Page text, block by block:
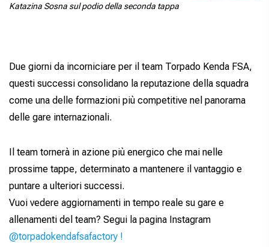
Katazina Sosna sul podio della seconda tappa
Due giorni da incorniciare per il team Torpado Kenda FSA,
questi successi consolidano la reputazione della squadra
come una delle formazioni più competitive nel panorama
delle gare internazionali.
Il team tornerà in azione più energico che mai nelle
prossime tappe, determinato a mantenere il vantaggio e
puntare a ulteriori successi.
Vuoi vedere aggiornamenti in tempo reale su gare e
allenamenti del team? Segui la pagina Instagram
@torpadokendafsafactory !